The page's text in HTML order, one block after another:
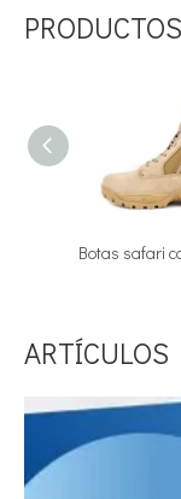
ARTÍCULOS